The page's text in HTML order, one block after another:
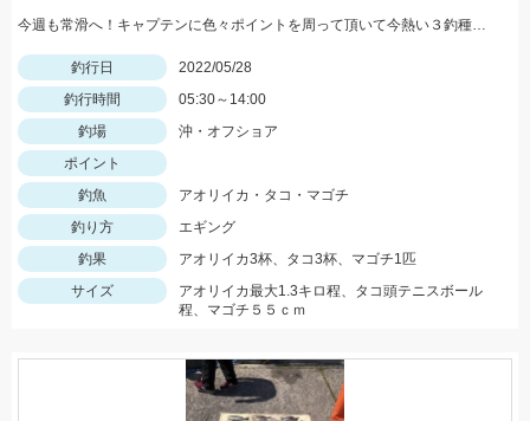
今週も常滑へ！キャプテンに色々ポイントを周って頂いて今熱い３釣種を釣ることができました！！大興奮！！！
釣行日
2022/05/28
釣行時間
05:30～14:00
釣場
沖・オフショア
ポイント
釣魚
アオリイカ・タコ・マゴチ
釣り方
エギング
釣果
アオリイカ3杯、タコ3杯、マゴチ1匹
サイズ
アオリイカ最大1.3キロ程、タコ頭テニスボール
程、マゴチ５５ｃｍ